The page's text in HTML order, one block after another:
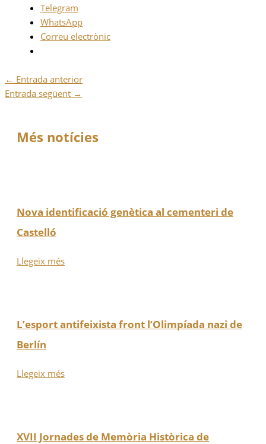
Telegram
WhatsApp
Correu electrònic
← Entrada anterior
Entrada següent →
Més notícies
Nova identificació genètica al cementeri de
Castelló
Llegeix més
L’esport antifeixista front l’Olimpíada nazi de
Berlín
Llegeix més
XVII Jornades de Memòria Històrica de